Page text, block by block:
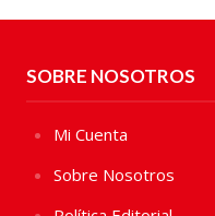
SOBRE NOSOTROS
Mi Cuenta
Sobre Nosotros